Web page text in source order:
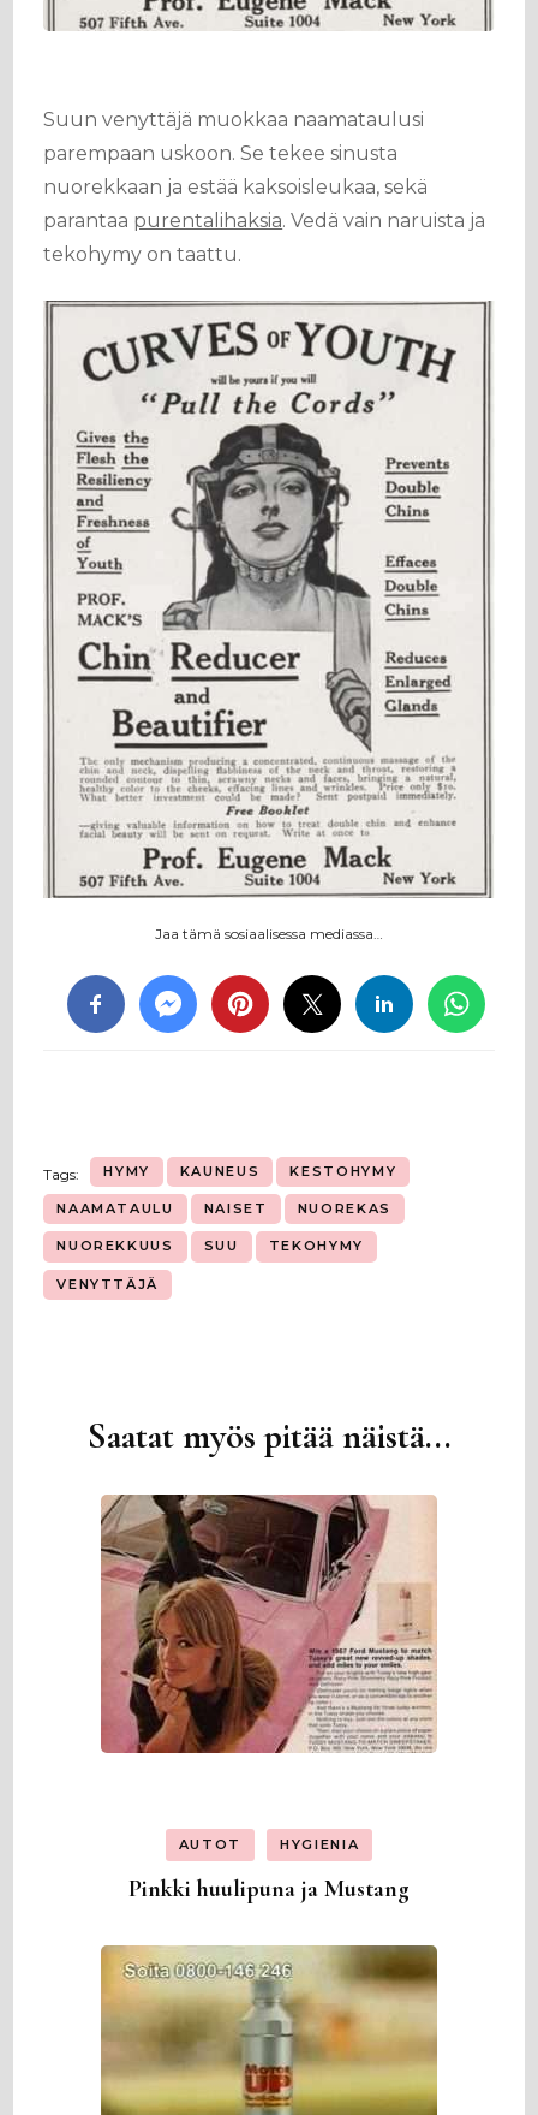
Suun venyttäjä muokkaa naamataulusi
parempaan uskoon. Se tekee sinusta
nuorekkaan ja estää kaksoisleukaa, sekä
parantaa purentalihaksia. Vedä vain naruista ja
tekohymy on taattu.
Jaa tämä sosiaalisessa mediassa…
Tags: HYMY KAUNEUS KESTOHYMY
NAAMATAULU NAISET NUOREKAS
NUOREKKUUS SUU TEKOHYMY
VENYTTÄJÄ
Artikkelien
Saatat myös pitää näistä...
AUTOT HYGIENIA
Pinkki huulipuna ja Mustang